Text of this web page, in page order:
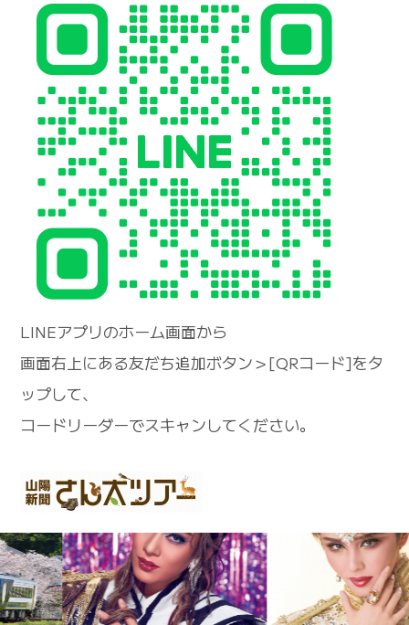
LINEアプリのホーム画面から
画面右上にある友だち追加ボタン＞[QRコード]をタ
ップして、
コードリーダーでスキャンしてください。